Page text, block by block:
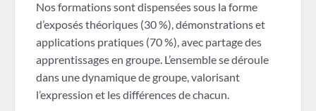
Nos formations sont dispensées sous la forme
d’exposés théoriques (30 %), démonstrations et
applications pratiques (70 %), avec partage des
apprentissages en groupe. L’ensemble se déroule
dans une dynamique de groupe, valorisant
l’expression et les différences de chacun.